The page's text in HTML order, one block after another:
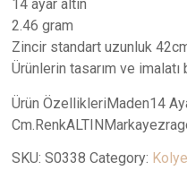
14 ayar altın
2.46 gram
Zincir standart uzunluk
Ürünlerin tasarım ve imalatı
Ürün ÖzellikleriMaden14
SKU:S0338 Category: Kolye